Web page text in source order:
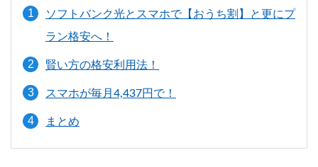
ソフトバンク光とスマホで【おうち割】と更にプ
ラン格安へ！
賢い方の格安利用法！
スマホが毎月4,437円で！
まとめ